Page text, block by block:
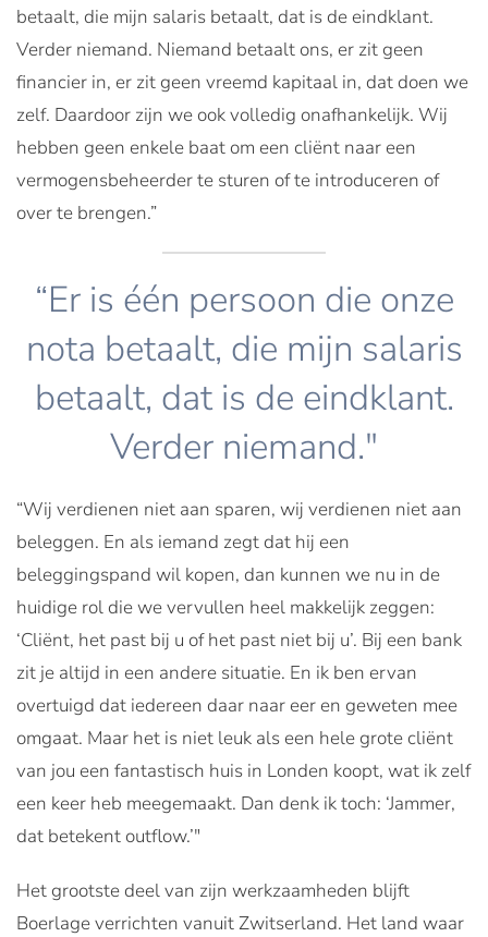
betaalt, die mijn salaris betaalt, dat is de eindklant.
Verder niemand. Niemand betaalt ons, er zit geen
financier in, er zit geen vreemd kapitaal in, dat doen we
zelf. Daardoor zijn we ook volledig onafhankelijk. Wij
hebben geen enkele baat om een cliënt naar een
vermogensbeheerder te sturen of te introduceren of
over te brengen.”
“Er is één persoon die onze
nota betaalt, die mijn salaris
betaalt, dat is de eindklant.
Verder niemand."
“Wij verdienen niet aan sparen, wij verdienen niet aan
beleggen. En als iemand zegt dat hij een
beleggingspand wil kopen, dan kunnen we nu in de
huidige rol die we vervullen heel makkelijk zeggen:
‘Cliënt, het past bij u of het past niet bij u’. Bij een bank
zit je altijd in een andere situatie. En ik ben ervan
overtuigd dat iedereen daar naar eer en geweten mee
omgaat. Maar het is niet leuk als een hele grote cliënt
van jou een fantastisch huis in Londen koopt, wat ik zelf
een keer heb meegemaakt. Dan denk ik toch: ‘Jammer,
dat betekent outflow.’"
Het grootste deel van zijn werkzaamheden blijft
Boerlage verrichten vanuit Zwitserland. Het land waar